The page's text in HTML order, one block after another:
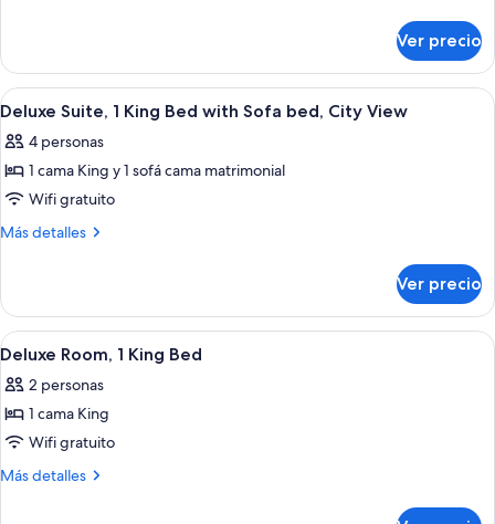
Suite
with
2
Double
Beds
City
View
Suite
2
Double
Ver precio
Abrir
todas
las
fotos
de
Deluxe
King
Bed
with
Sofa
bed,
City
View
Una habitación de hotel moderna
3
Deluxe Suite, 1 King Bed with Sofa bed, City View
4 personas
1 cama King y 1 sofá cama matrimonial
Wifi gratuito
Más detalles
Más
Suite,
King
with
Sofa
City
View
Ver precio
Abrir
todas
las
fotos
de
Deluxe
Habitación de hotel con una cama
3
Deluxe Room, 1 King Bed
2 personas
1 cama King
Wifi gratuito
Más detalles
Más